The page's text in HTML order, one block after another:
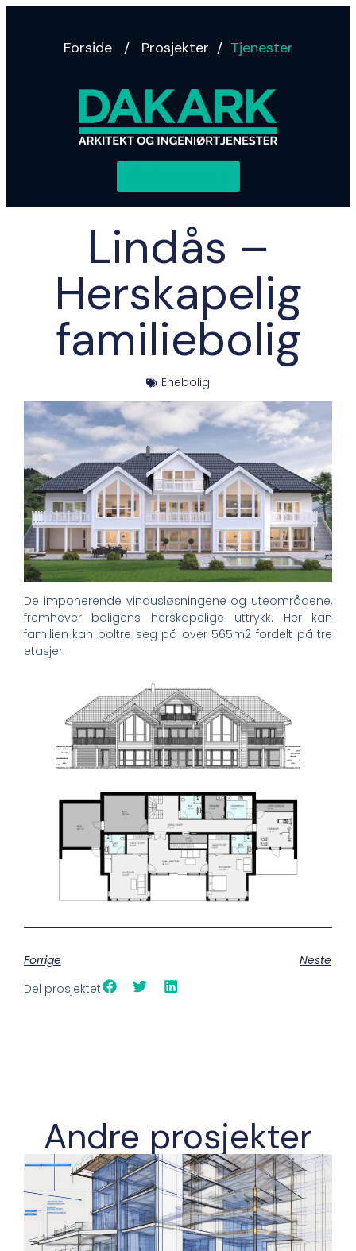
Forside/ Prosjekter / Tjenester
Lindås –
Herskapelig
familiebolig
Enebolig
De imponerende vindusløsningene og uteområdene,
fremhever boligens herskapelige uttrykk. Her kan
familien kan boltre seg på over 565m2 fordelt på tre
etasjer.
Forrige
Neste
Del prosjektet
Andre prosjekter